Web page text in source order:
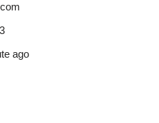
ago